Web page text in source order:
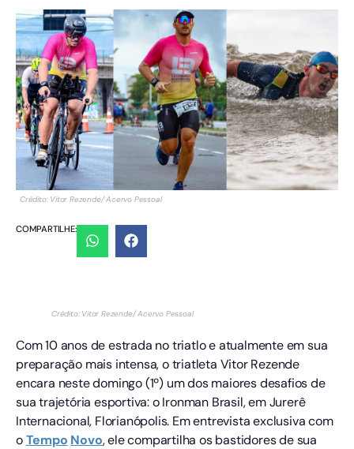
Crédito: Vitor Rezende/ Acervo Pessoal
COMPARTILHE:
Crédito: Vitor Rezende/ Acervo Pessoal
Com 10 anos de estrada no triatlo e atualmente em sua
preparação mais intensa, o triatleta Vitor Rezende
encara neste domingo (1º) um dos maiores desafios de
sua trajetória esportiva: o Ironman Brasil, em Jurerê
Internacional, Florianópolis. Em entrevista exclusiva com
oTempo Novo, ele compartilha os bastidores de sua